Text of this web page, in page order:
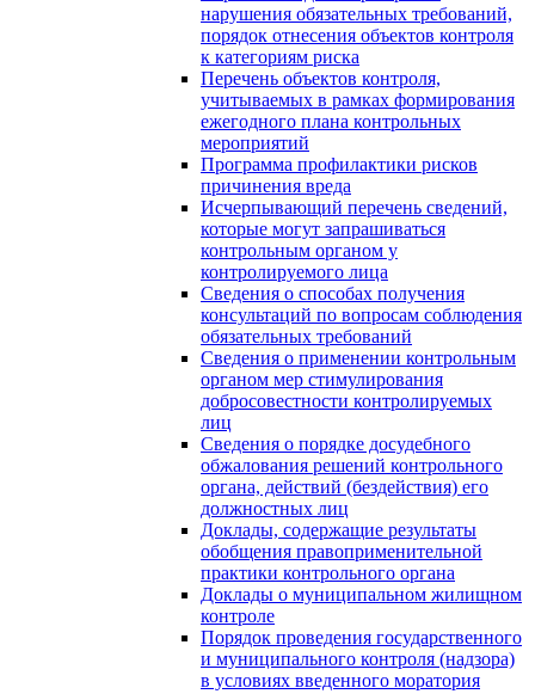
нарушения обязательных требований,
порядок отнесения объектов контроля
к категориям риска
Перечень объектов контроля,
учитываемых в рамках формирования
ежегодного плана контрольных
мероприятий
Программа профилактики рисков
причинения вреда
Исчерпывающий перечень сведений,
которые могут запрашиваться
контрольным органом у
контролируемого лица
Сведения о способах получения
консультаций по вопросам соблюдения
обязательных требований
Сведения о применении контрольным
органом мер стимулирования
добросовестности контролируемых
лиц
Сведения о порядке досудебного
обжалования решений контрольного
органа, действий (бездействия) его
должностных лиц
Доклады, содержащие результаты
обобщения правоприменительной
практики контрольного органа
Доклады о муниципальном жилищном
контроле
Порядок проведения государственного
и муниципального контроля (надзора)
в условиях введенного моратория